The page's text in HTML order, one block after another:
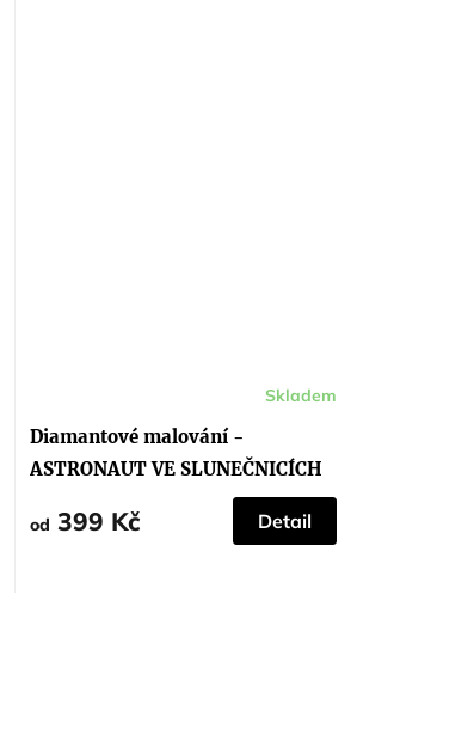
Diamantové malování -
ASTRONAUT VE SLUNEČNICÍCH
Skladem
od 399 Kč Detail